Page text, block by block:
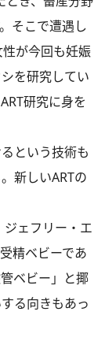
そこで遭遇し
が今回も妊娠
を研究してい
研究に身を
という技術も
新しいARTの
ェフリー・エ
精ベビーであ
ベビー」と揶
る向きもあっ